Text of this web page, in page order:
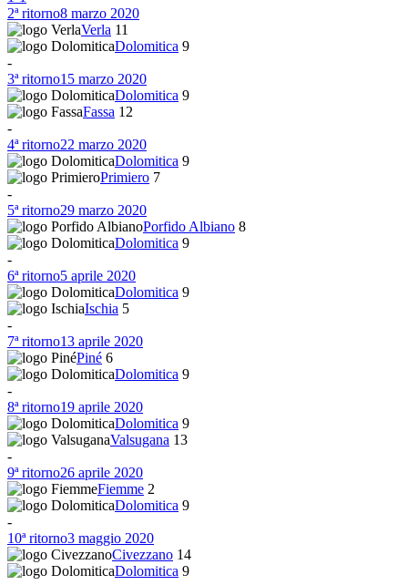
2ª ritorno8 marzo 2020
Verla 11
Dolomitica 9
-
3ª ritorno15 marzo 2020
Dolomitica 9
Fassa 12
-
4ª ritorno22 marzo 2020
Dolomitica 9
Primiero 7
-
5ª ritorno29 marzo 2020
Porfido Albiano 8
Dolomitica 9
-
6ª ritorno5 aprile 2020
Dolomitica 9
Ischia 5
-
7ª ritorno13 aprile 2020
Piné 6
Dolomitica 9
-
8ª ritorno19 aprile 2020
Dolomitica 9
Valsugana 13
-
9ª ritorno26 aprile 2020
Fiemme 2
Dolomitica 9
-
10ª ritorno3 maggio 2020
Civezzano 14
Dolomitica 9